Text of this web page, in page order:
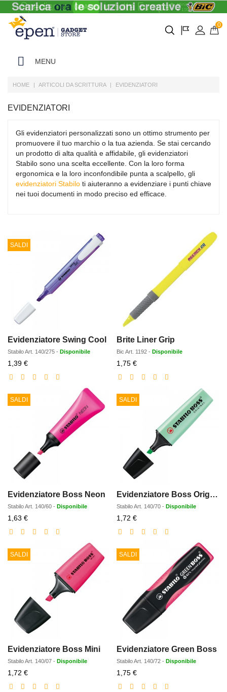
0
MENU
HOME ARTICOLI DA SCRITTURA EVIDENZIATORI
EVIDENZIATORI
Gli evidenziatori personalizzati sono un ottimo strumento per
promuovere il tuo marchio o la tua azienda. Se stai cercando
un prodotto di alta qualità e affidabile, gli evidenziatori
Stabilo sono una scelta eccellente. Con la loro forma
ergonomica e la loro inconfondibile punta a scalpello, gli
evidenziatori Stabilo ti aiuteranno a evidenziare i punti chiave
nei tuoi documenti in modo preciso ed efficace.
SALDI
Evidenziatore Swing Cool
StabiloArt. 140/275 - Disponibile
1,39 €Prezzo
scontato
Brite Liner Grip
Bic Art. 1192 - Disponibile
1,75 €Prezzo
scontato
SALDI
Evidenziatore Boss Neon
StabiloArt. 140/60 - Disponibile
1,63 €Prezzo
scontato
SALDI
Evidenziatore Boss Original
StabiloArt. 140/70 - Disponibile
1,72 €Prezzo
scontato
SALDI
Evidenziatore Boss Mini
StabiloArt. 140/07 - Disponibile
1,72 €Prezzo
scontato
SALDI
Evidenziatore Green Boss
StabiloArt. 140/72 - Disponibile
1,75 €Prezzo
scontato